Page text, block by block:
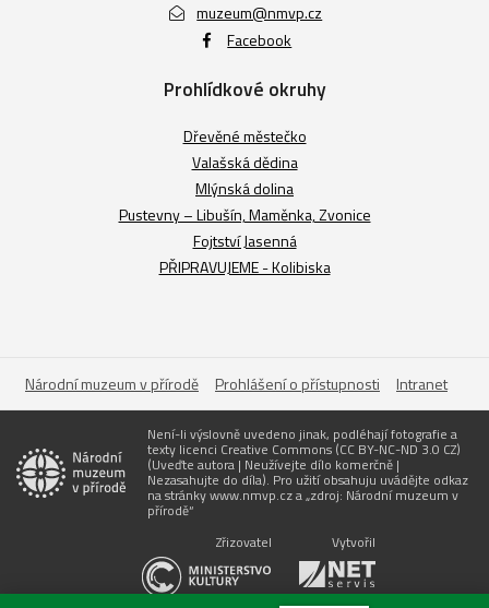
muzeum@nmvp.cz
Facebook
Prohlídkové okruhy
Dřevěné městečko
Valašská dědina
Mlýnská dolina
Pustevny – Libušín, Maměnka, Zvonice
Fojtství Jasenná
PŘIPRAVUJEME - Kolibiska
Národní muzeum v přírodě Prohlášení o přístupnosti Intranet
Není-li výslovně uvedeno jinak, podléhají fotografie a
texty licenci Creative Commons (CC BY-NC-ND 3.0 CZ)
(Uveďte autora | Neužívejte dílo komerčně |
Nezasahujte do díla). Pro užití obsahuju uvádějte odkaz
na stránky www.nmvp.cz a „zdroj: Národní muzeum v
přírodě“
Zřizovatel
Vytvořil